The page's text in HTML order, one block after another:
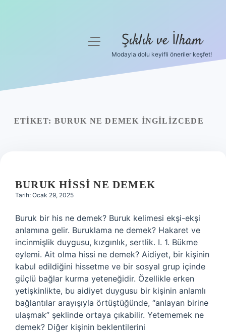
Yasal Uyarı
menüyü
Şıklık ve İlham
Modayla dolu keyifli öneriler keşfet!
ETIKET: BURUK NE DEMEK INGILIZCEDE
BURUK HISSI NE DEMEK
Tarih: Ocak 29, 2025
Buruk bir his ne demek? Buruk kelimesi ekşi-ekşi
anlamına gelir. Buruklama ne demek? Hakaret ve
incinmişlik duygusu, kızgınlık, sertlik. I. 1. Bükme
eylemi. Ait olma hissi ne demek? Aidiyet, bir kişinin
kabul edildiğini hissetme ve bir sosyal grup içinde
güçlü bağlar kurma yeteneğidir. Özellikle erken
yetişkinlikte, bu aidiyet duygusu bir kişinin anlamlı
bağlantılar arayışıyla örtüştüğünde, “anlayan birine
ulaşmak” şeklinde ortaya çıkabilir. Yetememek ne
demek? Diğer kişinin beklentilerini